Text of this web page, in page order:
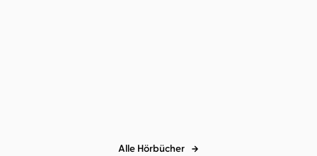
Alle Hörbücher